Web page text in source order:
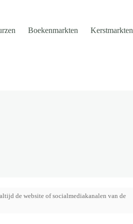
Boekenmarkten Kerstmarkten
de website of socialmediakanalen van de